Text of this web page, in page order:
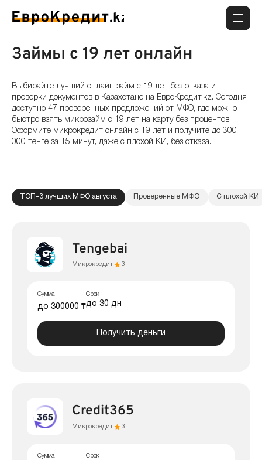
Займы с 19 лет онлайн
Выбирайте лучший онлайн займ с 19 лет без отказа и
проверки документов в Казахстане на ЕвроКредит.kz. Сегодня
доступно 47 проверенных предложений от МФО, где можно
быстро взять микрозайм с 19 лет на карту без процентов.
Оформите микрокредит онлайн с 19 лет и получите до 300
000 тенге за 15 минут, даже с плохой КИ, без отказа.
ТОП-3 лучших МФО августа Проверенные МФО С плохой КИ
Tengebai
Микрокредит 3
Сумма
до 300000 ₸
Срок
до 30 дн
Получить деньги
Credit365
Микрокредит 3
Сумма Срок